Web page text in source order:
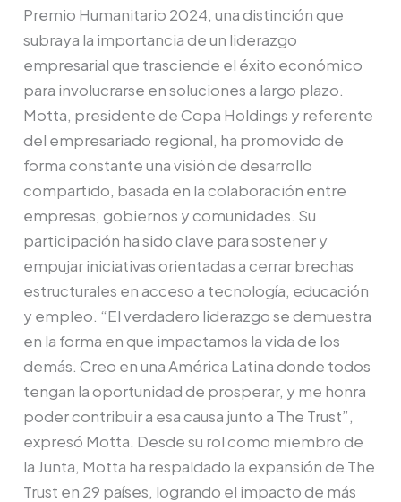
Premio Humanitario 2024, una distinción que
subraya la importancia de un liderazgo
empresarial que trasciende el éxito económico
para involucrarse en soluciones a largo plazo.
Motta, presidente de Copa Holdings y referente
del empresariado regional, ha promovido de
forma constante una visión de desarrollo
compartido, basada en la colaboración entre
empresas, gobiernos y comunidades. Su
participación ha sido clave para sostener y
empujar iniciativas orientadas a cerrar brechas
estructurales en acceso a tecnología, educación
y empleo. “El verdadero liderazgo se demuestra
en la forma en que impactamos la vida de los
demás. Creo en una América Latina donde todos
tengan la oportunidad de prosperar, y me honra
poder contribuir a esa causa junto a The Trust”,
expresó Motta. Desde su rol como miembro de
la Junta, Motta ha respaldado la expansión de The
Trust en 29 países, logrando el impacto de más